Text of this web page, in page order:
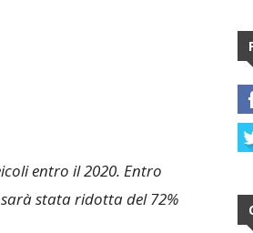
entro il 2020. Entro
stata ridotta del 72%